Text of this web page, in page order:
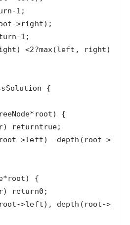
-1
->right
-1
) <2?max(left , right)
Solution
* root
) returntrue
root->left) -depth ( root->
*root
) return0
root->left), depth ( root->